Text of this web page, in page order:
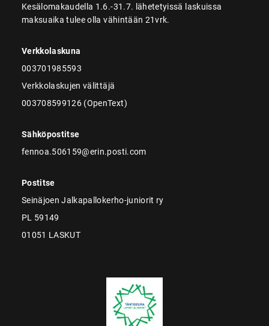
Kesälomakaudella 1.6.-31.7. lähetetyissä laskuissa
maksuaika tulee olla vähintään 21vrk.
Verkkolaskuna
003701985593
Verkkolaskujen välittäjä
003708599126 (OpenText)
Sähköpostitse
fennoa.506159@erin.posti.com
Postitse
Seinäjoen Jalkapallokerho-juniorit ry
PL 59149
01051 LASKUT